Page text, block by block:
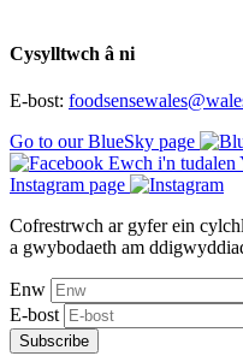
Cysylltwch â ni
E-bost:
Go to our BlueSky page
Ewch i'n tudalen
Instagram page
Cofrestrwch ar gyfer ein
a gwybodaeth am
Enw
E-bost
Subscribe